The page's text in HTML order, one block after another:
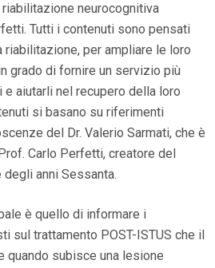
neurocognitiva
Tutti i contenuti sono pensati
per ampliare le loro
grado di fornire un servizio più
aiutarli nel recupero della loro
si basano su riferimenti
del Dr. Valerio Sarmati, che è
Carlo Perfetti, creatore del
anni Sessanta.
è quello di informare i
sul trattamento POST-ISTUS che il
quando subisce una lesione